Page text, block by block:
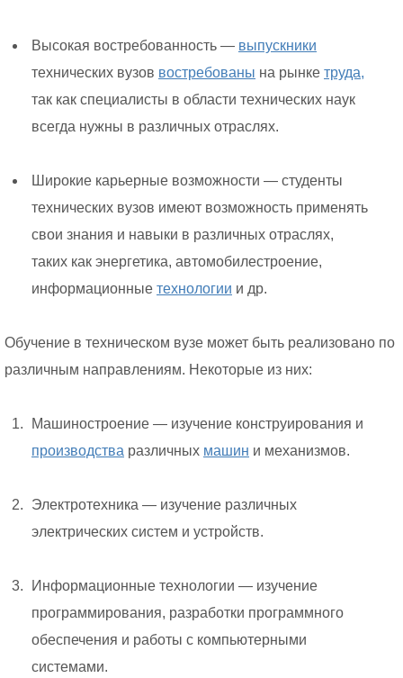
Высокая востребованность — выпускники
технических вузов востребованы на рынке труда,
так как специалисты в области технических наук
всегда нужны в различных отраслях.
Широкие карьерные возможности — студенты
технических вузов имеют возможность применять
свои знания и навыки в различных отраслях,
таких как энергетика, автомобилестроение,
информационные технологии и др.
Обучение в техническом вузе может быть реализовано по
различным направлениям. Некоторые из них:
Машиностроение — изучение конструирования и
производства различных машин и механизмов.
Электротехника — изучение различных
электрических систем и устройств.
Информационные технологии — изучение
программирования, разработки программного
обеспечения и работы с компьютерными
системами.